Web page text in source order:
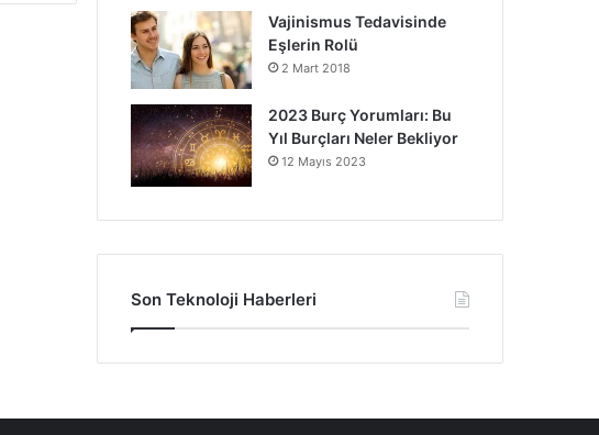
Vajinismus Tedavisinde
Eşlerin Rolü
2 Mart 2018
2023 Burç Yorumları: Bu
Yıl Burçları Neler Bekliyor
12 Mayıs 2023
Son Teknoloji Haberleri